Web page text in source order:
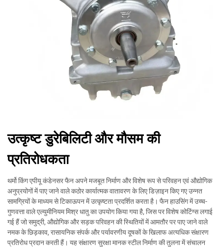
उत्कृष्ट डुरेबिलिटी और मौसम की
प्रतिरोधकता
थर्मो किंग एपीयू कंडेनसर फैन अपने मजबूत निर्माण और विशेष रूप से परिवहन एवं औद्योगिक
अनुप्रयोगों में पाए जाने वाले कठोर कार्यात्मक वातावरण के लिए डिज़ाइन किए गए उन्नत
सामग्रियों के माध्यम से टिकाऊपन में उत्कृष्टता प्रदर्शित करता है। फैन हाउसिंग में उच्च-
गुणवत्ता वाले एल्युमीनियम मिश्र धातु का उपयोग किया गया है, जिस पर विशेष कोटिंग्स लगाई
गई हैं जो समुद्री, औद्योगिक और सड़क परिवहन की स्थितियों में आमतौर पर पाए जाने वाले
नमक के छिड़काव, रासायनिक संपर्क और पर्यावरणीय दूषकों के खिलाफ अत्यधिक संक्षारण
प्रतिरोध प्रदान करती हैं। यह संक्षारण सुरक्षा मानक स्टील निर्माण की तुलना में संचालन